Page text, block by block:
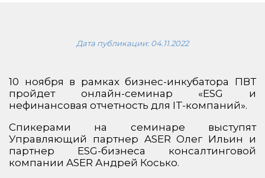
Дата публикации:04.11.2022
10 ноября в рамках бизнес-инкубатора ПВТ
пройдет онлайн-семинар «ESG и
нефинансовая отчетность для IT-компаний».
Спикерами на семинаре выступят
Управляющий партнер ASER Олег Ильин и
партнер ESG-бизнеса консалтинговой
компании ASER Андрей Косько.